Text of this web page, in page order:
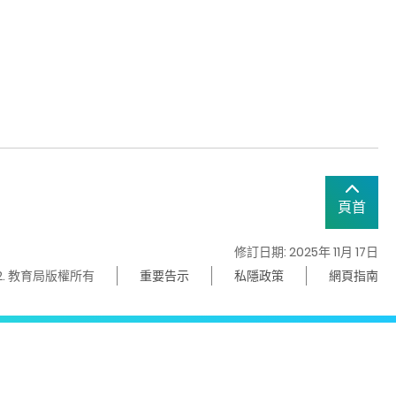
頁首
修訂日期: 2025年 11月 17日
教育局版權所有
重要告示 私隱政策 網頁指南